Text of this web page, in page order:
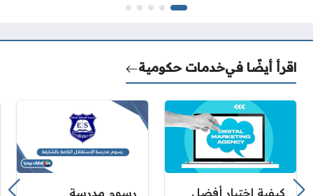
اقرأ أيضًا فيخدمات حكومية
كيفية اختيار أفضل
رسوم مدرسة